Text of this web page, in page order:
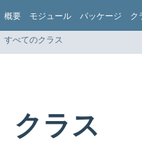
概要 モジュール パッケージ ク
すべてのクラス
クラス